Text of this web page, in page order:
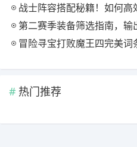
战士阵容搭配秘籍！如何高
第二赛季装备筛选指南，输
冒险寻宝打败魔王四完美词
热门推荐